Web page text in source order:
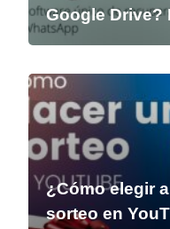
Google Drive?
¿Cómo elegir
sorteo en